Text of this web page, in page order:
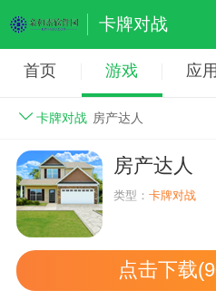
卡牌对战
首页 游戏 应用
卡牌对战 房产达人
房产达人
类型：卡牌对战
点击下载